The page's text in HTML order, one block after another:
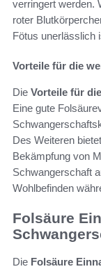
verringert werden.
roter
Fötus unerlässlich
Vorteile für die
Die Vorteile für
Eine gute
Des Weiteren
Bekämpfung von
Schwangerschaft
Wohlbefinden
Folsäure
Die Folsäure